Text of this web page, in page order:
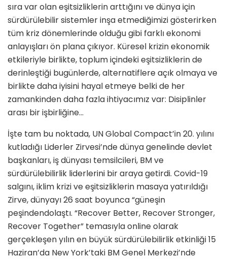
sıra var olan eşitsizliklerin arttığını ve dünya için
sürdürülebilir sistemler inşa etmediğimizi gösterirken
tüm kriz dönemlerinde olduğu gibi farklı ekonomi
anlayışları ön plana çıkıyor. Küresel krizin ekonomik
etkileriyle birlikte, toplum içindeki eşitsizliklerin de
derinleştiği bugünlerde, alternatiflere açık olmaya ve
birlikte daha iyisini hayal etmeye belki de her
zamankinden daha fazla ihtiyacımız var: Disiplinler
arası bir işbirliğine…
İşte tam bu noktada, UN Global Compact’in 20. yılını
kutladığı Liderler Zirvesi’nde dünya genelinde devlet
başkanları, iş dünyası temsilcileri, BM ve
sürdürülebilirlik liderlerini bir araya getirdi. Covid-19
salgını, iklim krizi ve eşitsizliklerin masaya yatırıldığı
Zirve, dünyayı 26 saat boyunca “güneşin
peşindendolaştı. “Recover Better, Recover Stronger,
Recover Together” temasıyla online olarak
gerçekleşen yılın en büyük sürdürülebilirlik etkinliği 15
Haziran’da New York’taki BM Genel Merkezi’nde